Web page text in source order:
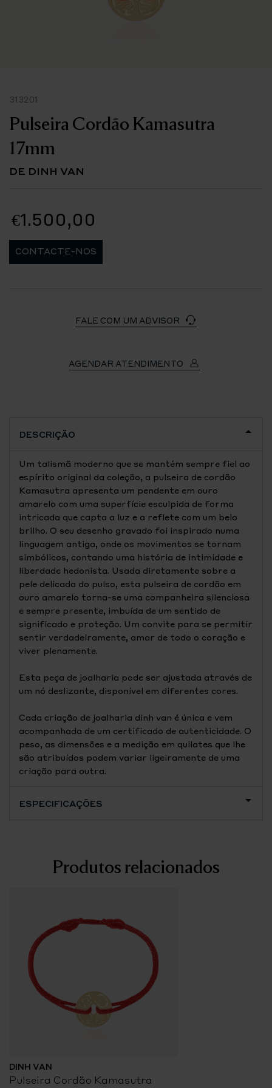
313201
Pulseira Cordão Kamasutra
17mm
DE DINH VAN
€1.500,00
CONTACTE-NOS
FALE COM UM ADVISOR
AGENDAR ATENDIMENTO
DESCRIÇÃO
Um talismã moderno que se mantém sempre fiel ao
espírito original da coleção, a pulseira de cordão
Kamasutra apresenta um pendente em ouro
amarelo com uma superfície esculpida de forma
intricada que capta a luz e a reflete com um belo
brilho. O seu desenho gravado foi inspirado numa
linguagem antiga, onde os movimentos se tornam
simbólicos, contando uma história de intimidade e
liberdade hedonista. Usada diretamente sobre a
pele delicada do pulso, esta pulseira de cordão em
ouro amarelo torna-se uma companheira silenciosa
e sempre presente, imbuída de um sentido de
significado e proteção. Um convite para se permitir
sentir verdadeiramente, amar de todo o coração e
viver plenamente.
Esta peça de joalharia pode ser ajustada através de
um nó deslizante, disponível em diferentes cores.
Cada criação de joalharia dinh van é única e vem
acompanhada de um certificado de autenticidade. O
peso, as dimensões e a medição em quilates que lhe
são atribuídos podem variar ligeiramente de uma
criação para outra.
ESPECIFICAÇÕES
Produtos relacionados
DINH VAN
Pulseira Cordão Kamasutra